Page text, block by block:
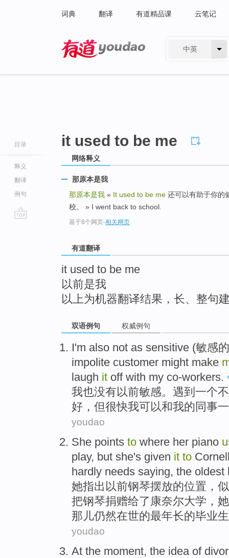
词典 翻译 有道精品课 云笔记
中英
目录
释义
翻译
例句
it used to be me
网络释义
那原本是我
那原本是我 » It used to be me 还可以有助于你的
校。 » I went back to school.
基于8个网页-相关网页
有道翻译
it used to be me
以前是我
以上为机器翻译结果，长、整句
双语例句 权威例句
I'm also not as sensitive (敏感
impolite customer might make
laugh it off with my co-workers.
我也没有以前敏感。遇到一个
好，但很快我可以和我的同事
youdao
She points to where her piano
play, but she's given it to
hardly needs saying, the oldest
她指出 以前钢琴摆放的位置 ，
把钢琴捐赠给了 康奈尔大学 ，
那儿仍然在世的最年长的毕业
youdao
At the moment, the idea of